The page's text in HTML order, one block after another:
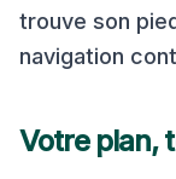
trouve son
navigation
Votre plan,